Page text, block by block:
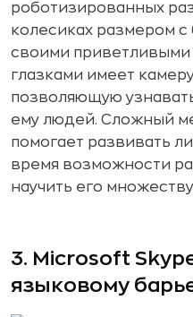
роботизированных
колесиках размером
своими
глазками имеет
позволяющую
ему людей. Сложный
помогает развивать
время возможности
научить его
3. Microsoft
языковому